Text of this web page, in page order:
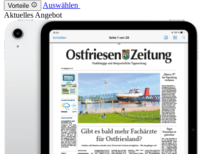
Vorteile
Auswählen
Aktuelles Angebot